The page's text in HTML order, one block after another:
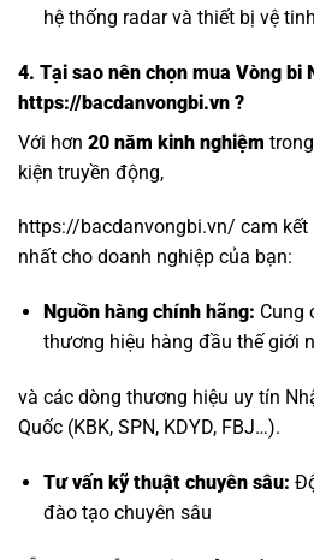
hệ thống radar và thiết bị vệ
4. Tại sao nên chọn mua Vòng bi
https://bacdanvongbi.vn ?
Với hơn 20 năm kinh nghiệm
kiện truyền động,
https://bacdanvongbi.vn/ cam
nhất cho doanh nghiệp của bạn:
Nguồn hàng chính hãng: Cung
thương hiệu hàng đầu thế giới
và các dòng thương hiệu uy tín
Quốc (KBK, SPN, KDYD, FBJ…).
Tư vấn kỹ thuật chuyên sâu:
đào tạo chuyên sâu